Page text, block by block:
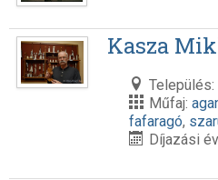
Kasza
Település:
Műfaj:
fafaragó,
Díjazási